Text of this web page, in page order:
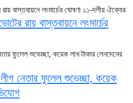
রায় বাস্তবায়নে লংমার্চের
নেতার ফুলেল শুভেচ্ছা, কয়েক